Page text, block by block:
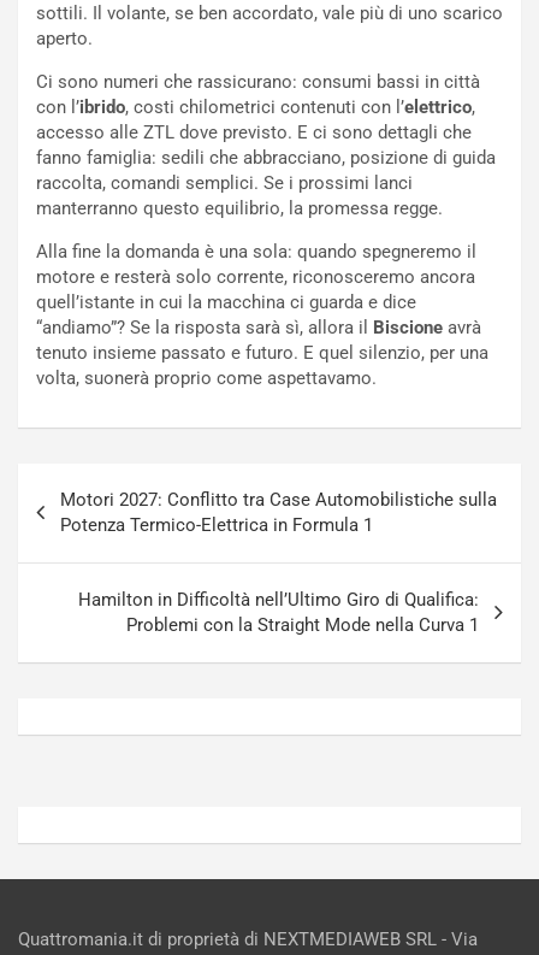
sottili. Il volante, se ben accordato, vale più di uno scarico
aperto.
Ci sono numeri che rassicurano: consumi bassi in città
con l’ibrido, costi chilometrici contenuti con l’elettrico,
accesso alle ZTL dove previsto. E ci sono dettagli che
fanno famiglia: sedili che abbracciano, posizione di guida
raccolta, comandi semplici. Se i prossimi lanci
manterranno questo equilibrio, la promessa regge.
Alla fine la domanda è una sola: quando spegneremo il
motore e resterà solo corrente, riconosceremo ancora
quell’istante in cui la macchina ci guarda e dice
“andiamo”? Se la risposta sarà sì, allora il Biscione avrà
tenuto insieme passato e futuro. E quel silenzio, per una
volta, suonerà proprio come aspettavamo.
articoli
Motori 2027: Conflitto tra Case Automobilistiche sulla
Potenza Termico-Elettrica in Formula 1
Hamilton in Difficoltà nell’Ultimo Giro di Qualifica:
Problemi con la Straight Mode nella Curva 1
e
c
o
N
n
P
R
Agosto
Admin
s
e
a
C
o
a
N
o
u
S
p
Agosto
Admin
Quattromania.it di proprietà di NEXTMEDIAWEB SRL - Via